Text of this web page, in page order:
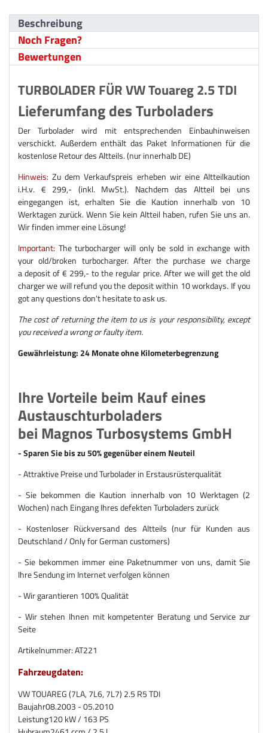
Beschreibung
Noch Fragen?
Bewertungen
TURBOLADER FÜR VW Touareg 2.5 TDI
Lieferumfang des Turboladers
Der Turbolader wird mit entsprechenden Einbauhinweisen
verschickt. Außerdem enthält das Paket Informationen für die
kostenlose Retour des Altteils. (nur innerhalb DE)
Hinweis: Zu dem Verkaufspreis erheben wir eine Altteilkaution
i.H.v. € 299,- (inkl. MwSt.). Nachdem das Altteil bei uns
eingegangen ist, erhalten Sie die Kaution innerhalb von 10
Werktagen zurück. Wenn Sie kein Altteil haben, rufen Sie uns an.
Wir finden immer eine Lösung!
Important: The turbocharger will only be sold in exchange with
your old/broken turbocharger. After the purchase we charge
a deposit of € 299,- to the regular price. After we will get the old
charger we will refund you the deposit within 10 workdays. If you
got any questions don't hesitate to ask us.
The cost of returning the item to us is your responsibility, except
you received a wrong or faulty item.
Gewährleistung: 24 Monate ohne Kilometerbegrenzung
Ihre Vorteile beim Kauf eines
Austauschturboladers
bei Magnos Turbosystems GmbH
- Sparen Sie bis zu 50% gegenüber einem Neuteil
- Attraktive Preise und Turbolader in Erstausrüsterqualität
- Sie bekommen die Kaution innerhalb von 10 Werktagen (2
Wochen) nach Eingang Ihres defekten Turboladers zurück
- Kostenloser Rückversand des Altteils (nur für Kunden aus
Deutschland / Only for German customers)
- Sie bekommen immer eine Paketnummer von uns, damit Sie
Ihre Sendung im Internet verfolgen können
- Wir garantieren 100% Qualität
- Wir stehen Ihnen mit kompetenter Beratung und Service zur
Seite
Artikelnummer: AT221
Fahrzeugdaten:
VW TOUAREG (7LA, 7L6, 7L7) 2.5 R5 TDI
Baujahr08.2003 - 05.2010
Leistung120 kW / 163 PS